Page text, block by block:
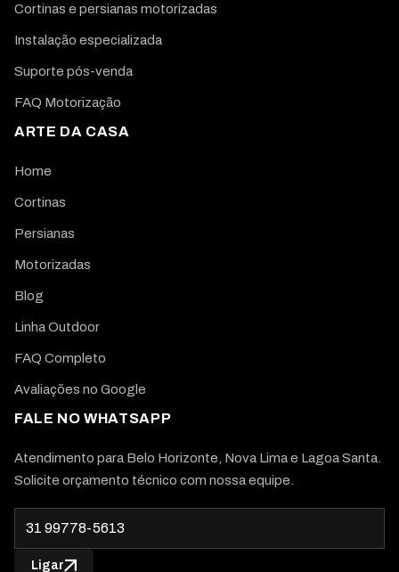
Cortinas e persianas motorizadas
Instalação especializada
Suporte pós-venda
FAQ Motorização
ARTE DA CASA
Home
Cortinas
Persianas
Motorizadas
Blog
Linha Outdoor
FAQ Completo
Avaliações no Google
FALE NO WHATSAPP
Atendimento para Belo Horizonte, Nova Lima e Lagoa Santa.
Solicite orçamento técnico com nossa equipe.
Ligar